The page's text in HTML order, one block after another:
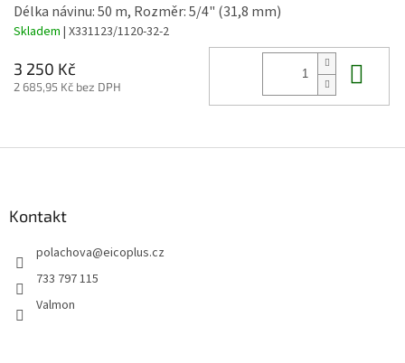
Délka návinu: 50 m, Rozměr: 5/4" (31,8 mm)
Skladem | X331123/1120-32-2
3 250 Kč
2 685,95 Kč bez DPH
Kontakt
polachova@eicoplus.cz
733 797 115
Valmon